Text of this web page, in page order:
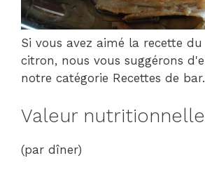
Si vous avez aimé la recette
citron, nous vous suggérons
notre catégorie Recettes de bar.
Valeur nutritionnelle
(par dîner)